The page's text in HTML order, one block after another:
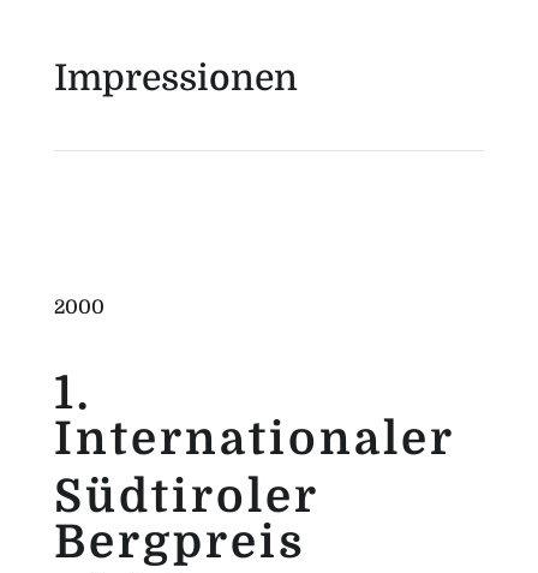
Impressionen
2000
1.
Internationaler
Südtiroler
Bergpreis